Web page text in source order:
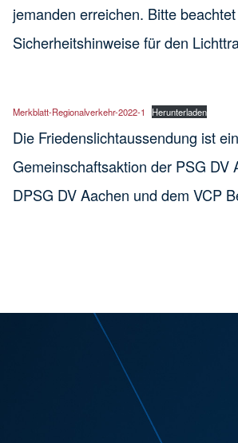
jemanden erreichen. Bitte
Sicherheitshinweise für den
Merkblatt-Regionalverkehr-2022-1 Herunterladen
Die Friedenslichtaussendung ist
Gemeinschaftsaktion der PSG DV
DPSG DV Aachen und dem VCP